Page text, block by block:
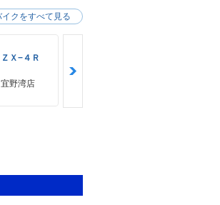
操作を電気信
ションコントロ
ーツ/ウェット）
）も設定され
プション設定。
Ｘ−４Ｒ
野湾店
イクをすべて見る